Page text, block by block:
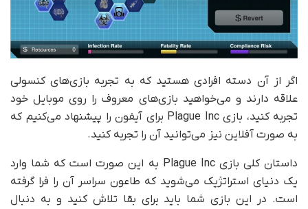
اگر از آن دسته افرادی هستید که به تجربه بازی‌های کنسولی
علاقه دارند و می‌خواهید بازی‌های معروف را روی موبایل خود
تجربه کنید، بازی Plague Inc برای آیفون را پیشنهاد می‌کنیم که
به صورت آفلاین نیز می‌توانید آن را تجربه کنید.
داستان کلی بازی Plague Inc به این صورت است که شما وارد
یک دنیای استراتژیک می‌شوید که طاعون سراسر آن را فرا گرفته
است. در این بازی شما باید برای بقا تلاش کنید و به دنبال